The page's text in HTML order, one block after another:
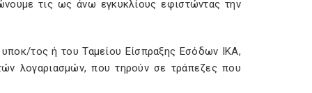
τις ως άνω εγκυκλίους εφιστώντας την
τος ή του Ταμείου Είσπραξης Εσόδων ΙΚΑ,
λογαριασμών, που τηρούν σε τράπεζες που